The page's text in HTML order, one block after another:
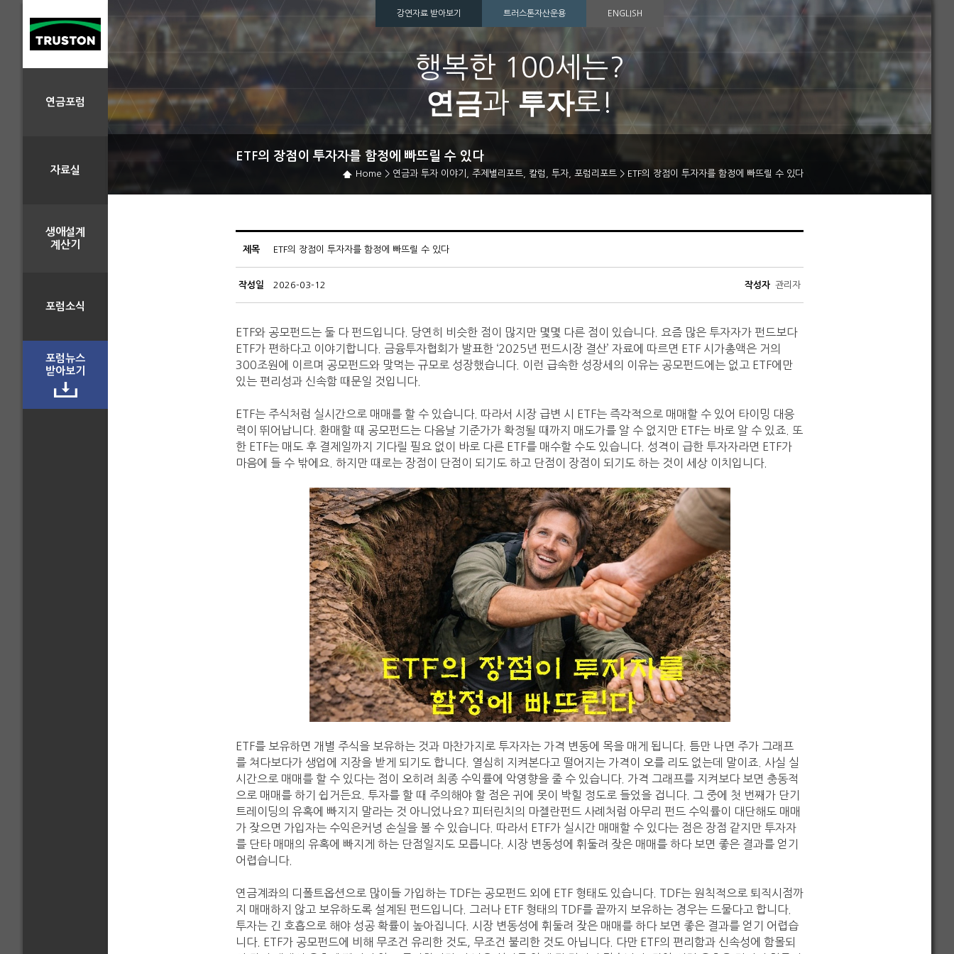
연금포럼
자료실
생애설계
계산기
포럼소식
포럼뉴스
받아보기
강연자료 받아보기 트러스톤자산운용 ENGLISH
행복한 100세는?
연금과 투자로!
ETF의 장점이 투자자를 함정에 빠뜨릴 수 있다
Home > 연금과 투자 이야기 주제별리포트 칼럼 투자 포럼리포트 > ETF의 장점이 투자자를 함정에 빠뜨릴 수 있다
제목 ETF의 장점이 투자자를 함정에 빠뜨릴 수 있다
작성일 2026-03-12 작성자 관리자
ETF와 공모펀드는 둘 다 펀드입니다. 당연히 비슷한 점이 많지만 몇몇 다른 점이 있습니다. 요즘 많은 투자자가 펀드보다
ETF가 편하다고 이야기합니다. 금융투자협회가 발표한 ‘2025년 펀드시장 결산’ 자료에 따르면 ETF 시가총액은 거의
300조원에 이르며 공모펀드와 맞먹는 규모로 성장했습니다. 이런 급속한 성장세의 이유는 공모펀드에는 없고 ETF에만
있는 편리성과 신속함 때문일 것입니다.
ETF는 주식처럼 실시간으로 매매를 할 수 있습니다. 따라서 시장 급변 시 ETF는 즉각적으로 매매할 수 있어 타이밍 대응
력이 뛰어납니다. 환매할 때 공모펀드는 다음날 기준가가 확정될 때까지 매도가를 알 수 없지만 ETF는 바로 알 수 있죠. 또
한 ETF는 매도 후 결제일까지 기다릴 필요 없이 바로 다른 ETF를 매수할 수도 있습니다. 성격이 급한 투자자라면 ETF가
마음에 들 수 밖에요. 하지만 때로는 장점이 단점이 되기도 하고 단점이 장점이 되기도 하는 것이 세상 이치입니다.
ETF를 보유하면 개별 주식을 보유하는 것과 마찬가지로 투자자는 가격 변동에 목을 매게 됩니다. 틈만 나면 주가 그래프
를 쳐다보다가 생업에 지장을 받게 되기도 합니다. 열심히 지켜본다고 떨어지는 가격이 오를 리도 없는데 말이죠. 사실 실
시간으로 매매를 할 수 있다는 점이 오히려 최종 수익률에 악영향을 줄 수 있습니다. 가격 그래프를 지켜보다 보면 충동적
으로 매매를 하기 쉽거든요. 투자를 할 때 주의해야 할 점은 귀에 못이 박힐 정도로 들었을 겁니다. 그 중에 첫 번째가 단기
트레이딩의 유혹에 빠지지 말라는 것 아니었나요? 피터린치의 마젤란펀드 사례처럼 아무리 펀드 수익률이 대단해도 매매
가 잦으면 가입자는 수익은커녕 손실을 볼 수 있습니다. 따라서 ETF가 실시간 매매할 수 있다는 점은 장점 같지만 투자자
를 단타 매매의 유혹에 빠지게 하는 단점일지도 모릅니다. 시장 변동성에 휘둘려 잦은 매매를 하다 보면 좋은 결과를 얻기
어렵습니다.
연금계좌의 디폴트옵션으로 많이들 가입하는 TDF는 공모펀드 외에 ETF 형태도 있습니다. TDF는 원칙적으로 퇴직시점까
지 매매하지 않고 보유하도록 설계된 펀드입니다. 그러나 ETF 형태의 TDF를 끝까지 보유하는 경우는 드물다고 합니다.
투자는 긴 호흡으로 해야 성공 확률이 높아집니다. 시장 변동성에 휘둘려 잦은 매매를 하다 보면 좋은 결과를 얻기 어렵습
니다. ETF가 공모펀드에 비해 무조건 유리한 것도, 무조건 불리한 것도 아닙니다. 다만 ETF의 편리함과 신속성에 함몰되